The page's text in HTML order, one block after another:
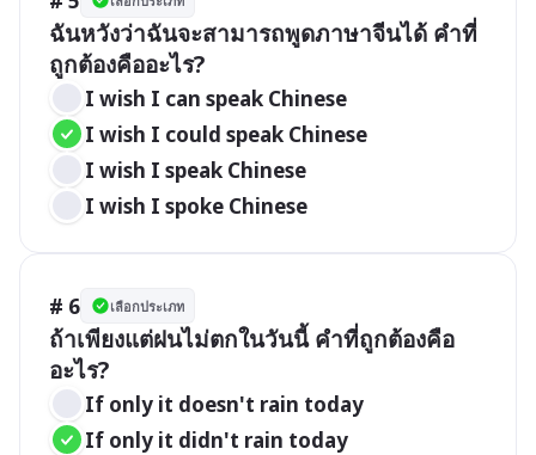
ฉันหวังว่าฉันจะสามารถพูดภาษาจีนได้ คำที่
ถูกต้องคืออะไร?
I wish I can speak Chinese
I wish I could speak Chinese
I wish I speak Chinese
I wish I spoke Chinese
# 6 เลือกประเภท
ถ้าเพียงแต่ฝนไม่ตกในวันนี้ คำที่ถูกต้องคือ
อะไร?
If only it doesn't rain today
If only it didn't rain today